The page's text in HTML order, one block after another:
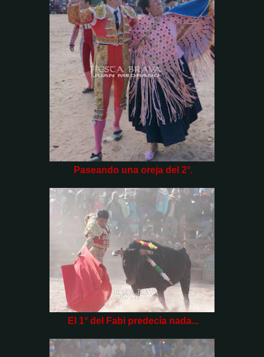
Paseando una oreja del 2°.
El 1° del Fabi predecía nada...